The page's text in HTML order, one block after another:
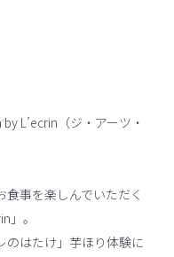
L’ecrin（ジ・アーツ・
事を楽しんでいただく
」。
のはたけ」芋ほり体験に